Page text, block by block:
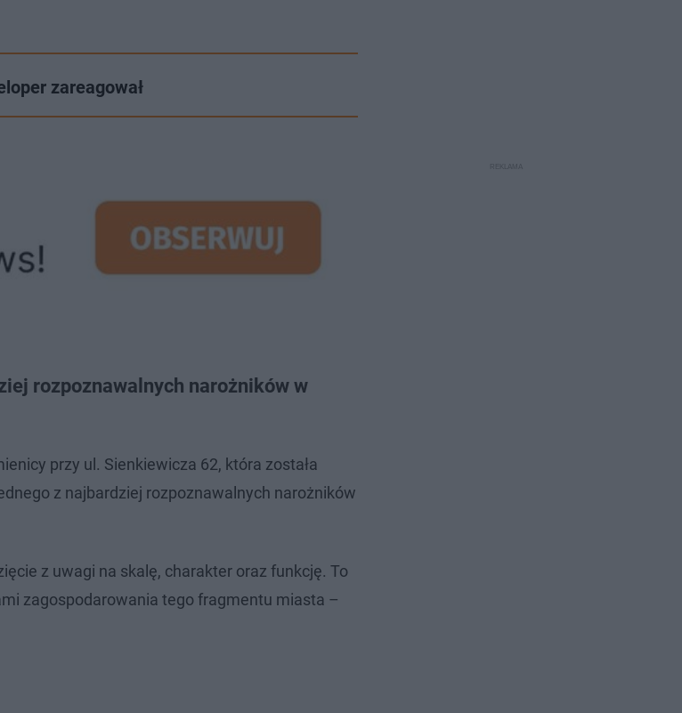
zareagował
rozpoznawalnych narożników w
przy ul. Sienkiewicza 62, która została
z najbardziej rozpoznawalnych narożników
z uwagi na skalę, charakter oraz funkcję. To
zagospodarowania tego fragmentu miasta –